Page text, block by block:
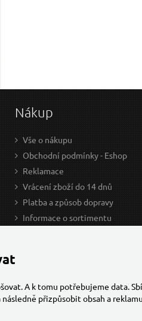
Nákup
Vše o nákupu
Obchodní podmínky - Eshop
Reklamace
Vrácení zboží do 14 dnů
Platba a způsob dopravy
Informace o sortimentu
A k tomu potřebujeme data.
přizpůsobit obsah a